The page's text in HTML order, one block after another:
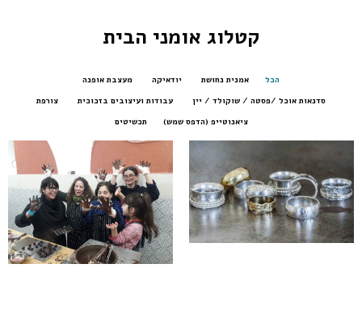
קטלוג אומני הבית
הכל אמנית נחושת יודאיקה
מעצבת אופנה
סדנאות אוכל /פסטה / שוקולד / יין
עבודות ועיצובים בזכוכית
צורפת
ציאנוטייפ (הדפס שמש)
תכשיטים